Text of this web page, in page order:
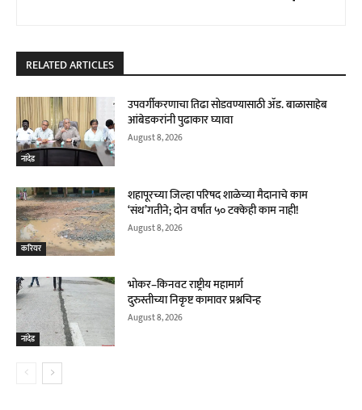
RELATED ARTICLES
नांदेड
उपवर्गीकरणाचा तिढा सोडवण्यासाठी ॲड. बाळासाहेब
आंबेडकरांनी पुढाकार घ्यावा
August 8, 2026
करियर
शहापूरच्या जिल्हा परिषद शाळेच्या मैदानाचे काम
‘संथ’गतीने; दोन वर्षांत ५० टक्केही काम नाही!
August 8, 2026
नांदेड
भोकर–किनवट राष्ट्रीय महामार्ग
दुरुस्तीच्या निकृष्ट कामावर प्रश्नचिन्ह
August 8, 2026